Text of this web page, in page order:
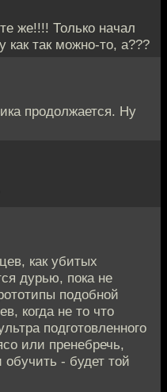
же!!!! Только начал
как так можно-то, а???
продолжается. Ну
как убитых
дурью, пока не
подобной
когда не то что
подготовленного
или пренебречь,
обучить - будет той